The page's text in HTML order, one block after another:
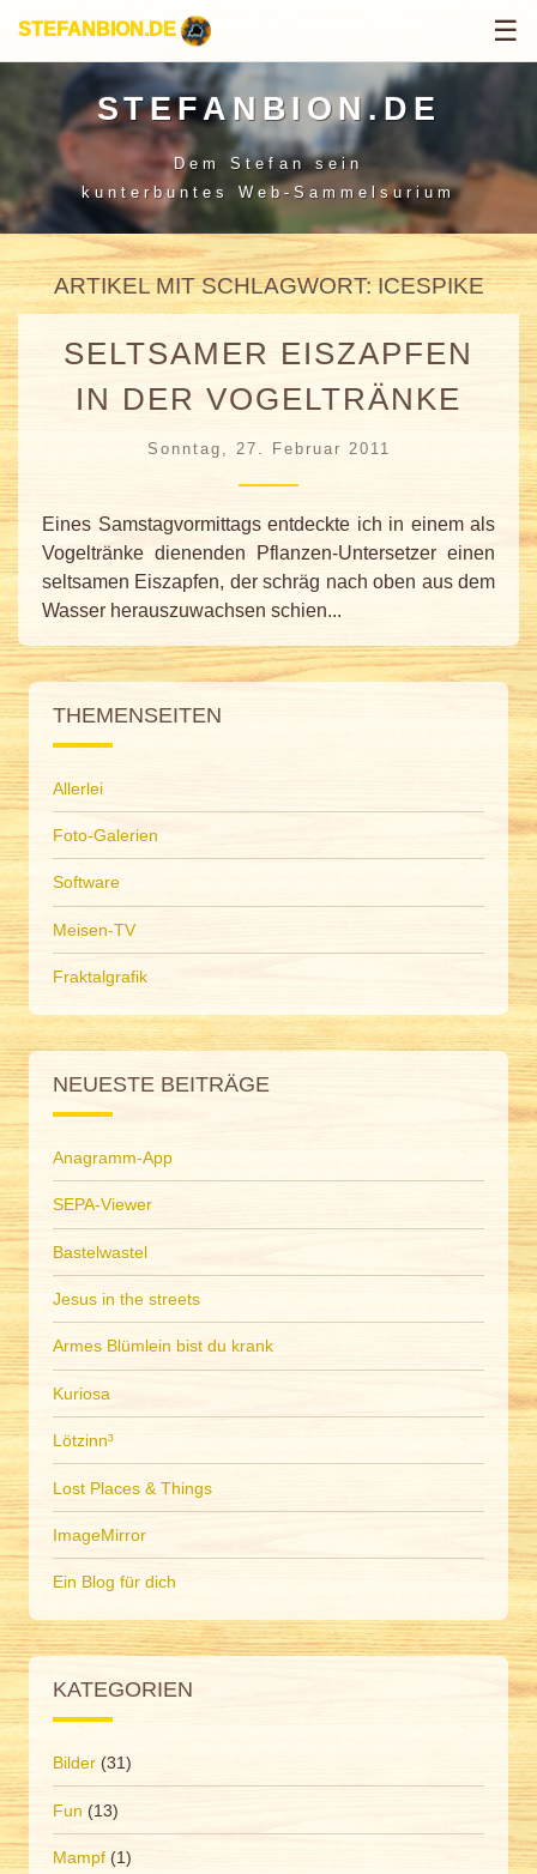
STEFANBION.DE ☰
STEFANBION.DE
Dem Stefan sein
kunterbuntes Web-Sammelsurium
ARTIKEL MIT SCHLAGWORT: ICESPIKE
SELTSAMER EISZAPFEN
IN DER VOGELTRÄNKE
Sonntag, 27. Februar 2011
Eines Samstagvormittags entdeckte ich in einem als
Vogeltränke dienenden Pflanzen-Untersetzer einen
seltsamen Eiszapfen, der schräg nach oben aus dem
Wasser herauszuwachsen schien...
THEMENSEITEN
Allerlei
Foto-Galerien
Software
Meisen-TV
Fraktalgrafik
NEUESTE BEITRÄGE
Anagramm-App
SEPA-Viewer
Bastelwastel
Jesus in the streets
Armes Blümlein bist du krank
Kuriosa
Lötzinn³
Lost Places & Things
ImageMirror
Ein Blog für dich
KATEGORIEN
Bilder (31)
Fun (13)
Mampf (1)